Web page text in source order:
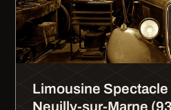
Limousine Spectacle
Neuilly-sur-Marne